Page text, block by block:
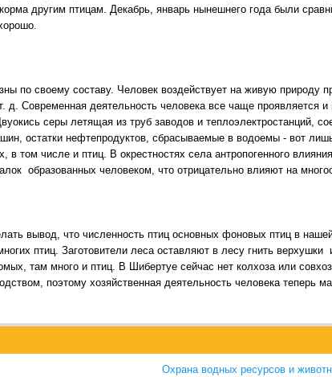
другим птицам. Декабрь, январь нынешнего года были
по своему составу. Человек воздействует на живую природу
д. Современная деятельность человека все чаще проявляется
серы летящая из труб заводов и теплоэлектростанций,
остатки нефтепродуктов, сбрасываемые в водоемы - вот
в том числе и птиц. В окрестностях села антропогенного
образованных человеком, что отрицательно влияют на
вывод, что численность птиц основных фоновых птиц в
птиц. Заготовители леса оставляют в лесу гнить
там много и птиц. В Шибертуе сейчас нет колхоза или
поэтому хозяйственная деятельность человека теперь
Охрана водных ресурсов и